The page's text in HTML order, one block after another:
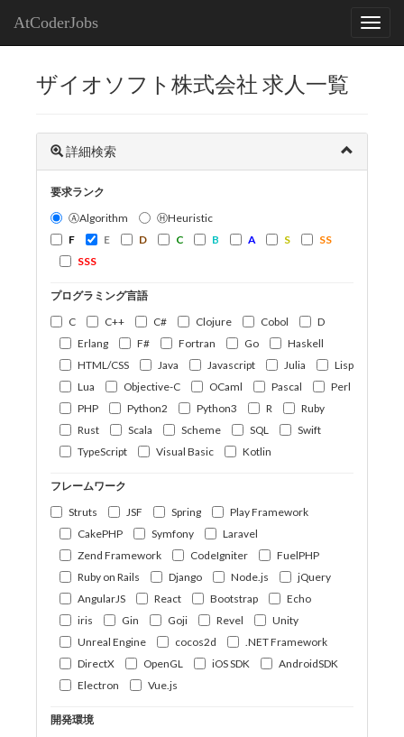
AtCoderJobs
ザイオソフト株式会社 求人一覧
詳細検索
要求ランク
ⒶAlgorithm
ⒽHeuristic
F
E D C B A S
SS
SSS
プログラミング言語
C
C++ C# Clojure Cobol
D
Erlang
F# Fortran Go
Haskell
HTML/CSS
Java Javascript Julia
Lisp
Lua
Objective-C OCaml Pascal
Perl
PHP
Python2 Python3 R
Ruby
Rust
Scala Scheme SQL
Swift
TypeScript
Visual Basic Kotlin
フレームワーク
Struts
JSF Spring
Play Framework
CakePHP
Symfony
Laravel
Zend Framework
CodeIgniter
FuelPHP
Ruby on Rails
Django Node.js
jQuery
AngularJS
React Bootstrap
Echo
iris
Gin Goji Revel
Unity
Unreal Engine
cocos2d
.NET Framework
DirectX
OpenGL iOS SDK
AndroidSDK
Electron
Vue.js
開発環境